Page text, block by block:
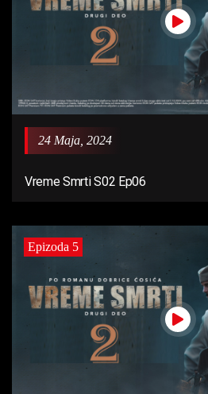
24 Maja, 2024
Vreme Smrti S02 Ep06
Epizoda 5